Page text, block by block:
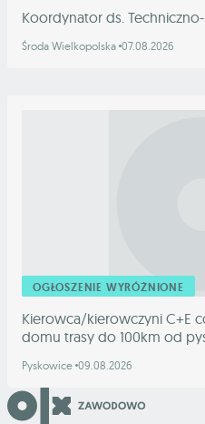
Koordynator ds.
Środa Wielkopolska 07.08.2026
OGŁOSZENIE WYRÓŻNIONE
Kierowca/kierowczyni C+E
domu trasy do 100km od
Pyskowice 09.08.2026